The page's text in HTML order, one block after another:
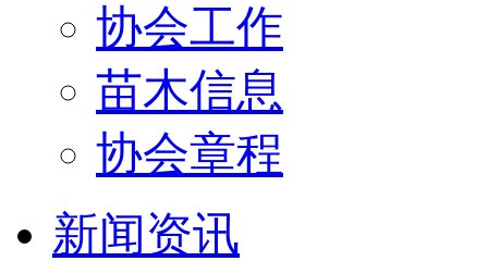
协会工作
苗木信息
协会章程
新闻资讯